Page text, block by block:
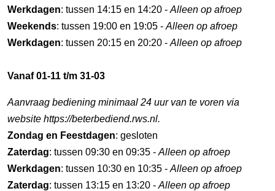
Werkdagen: tussen 14:15 en 14:20 - Alleen op afroep
Weekends: tussen 19:00 en 19:05 - Alleen op afroep
Werkdagen: tussen 20:15 en 20:20 - Alleen op afroep
Vanaf 01-11 t/m 31-03
Aanvraag bediening minimaal 24 uur van te voren via
website https://beterbediend.rws.nl.
Zondag en Feestdagen: gesloten
Zaterdag: tussen 09:30 en 09:35 - Alleen op afroep
Werkdagen: tussen 10:30 en 10:35 - Alleen op afroep
Zaterdag: tussen 13:15 en 13:20 - Alleen op afroep